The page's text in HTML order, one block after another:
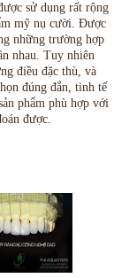
sử dụng rất rộng
mỹ nụ cười. Được
những trường hợp
nhau. Tuy nhiên
điều đặc thù, và
đúng đắn, tinh tế
phẩm phù hợp với
được.